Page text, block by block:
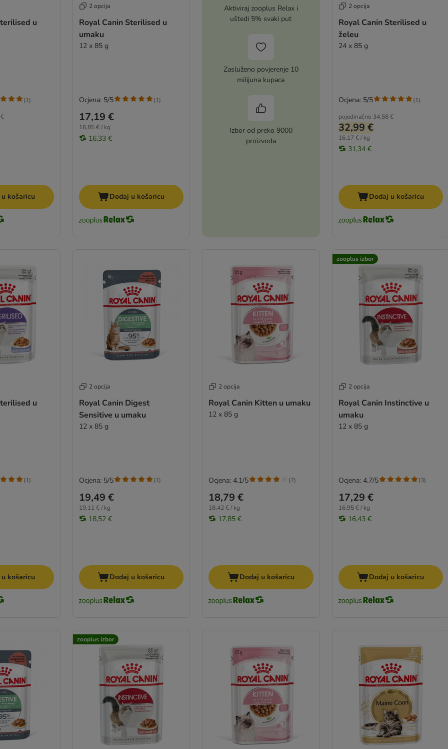
u
(1)
košaricu
2 opcija
Royal Canin Sterilised u
umaku
12 x 85 g
17,19 €
16,85 € / kg
16,33 €
Ocjena: 5/5 (1)
Dodaj u košaricu
Aktiviraj zooplus Relax i
uštedi 5% svaki put
Zasluženo povjerenje 10
milijuna kupaca
Izbor od preko 9000
proizvoda
2 opcija
Royal Canin Sterilised u
želeu
24 x 85 g
pojedinačno 34,58 €
32,99 €
16,17 € / kg
31,34 €
Ocjena: 5/5 (1)
Dodaj u košaricu
u
(1)
košaricu
2 opcija
Royal Canin Digest
Sensitive u umaku
12 x 85 g
19,49 €
19,11 € / kg
18,52 €
Ocjena: 5/5 (1)
Dodaj u košaricu
2 opcija
Royal Canin Kitten u umaku
12 x 85 g
18,79 €
18,42 € / kg
17,85 €
Ocjena: 4.1/5 (7)
Dodaj u košaricu
zooplus izbor
2 opcija
Royal Canin Instinctive u
umaku
12 x 85 g
17,29 €
16,95 € / kg
16,43 €
Ocjena: 4.7/5 (3)
Dodaj u košaricu
zooplus izbor